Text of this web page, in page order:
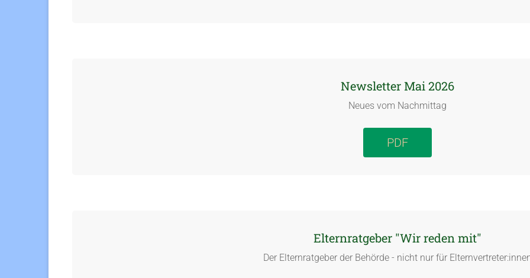
Newsletter Mai 2026
Neues vom Nachmittag
PDF
Elternratgeber "Wir reden mit"
Der Elternratgeber der Behörde - nicht nur für